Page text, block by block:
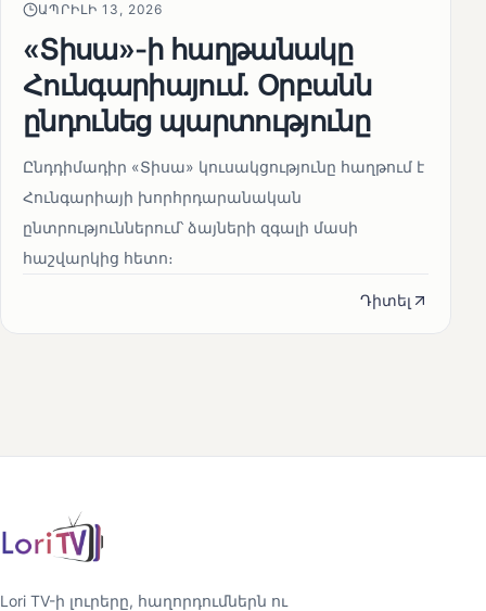
ԱՊՐԻԼԻ 13, 2026
«Տիսա»-ի հաղթանակը
Հունգարիայում․ Օրբանն
ընդունեց պարտությունը
Ընդդիմադիր «Տիսա» կուսակցությունը հաղթում է
Հունգարիայի խորհրդարանական
ընտրություններում՝ ձայների զգալի մասի
հաշվարկից հետո։
Դիտել
Lori TV-ի լուրերը, հաղորդումներն ու